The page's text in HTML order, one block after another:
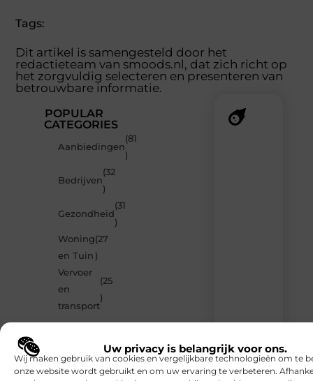
Uw privacy is belangrijk voor ons.
Wij maken gebruik van cookies en vergelijkbare technologieën om te
onze website wordt gebruikt en om uw ervaring te verbeteren.
Tags:
Dit artikel is samengesteld door het
redactieteam van smoods.nl, dat zich richt op
het zorgvuldig selecteren en presenteren van
betrouwbare informatie.
POPULAR
CATEGORIES
Aanbiedingen
(81
)
Bedrijven
(32
)
Gezondheid
(31
)
Woning
en Tuin
(27
)
Vervoer
en
transport
(25
)
inspiratie,
slimme
tips